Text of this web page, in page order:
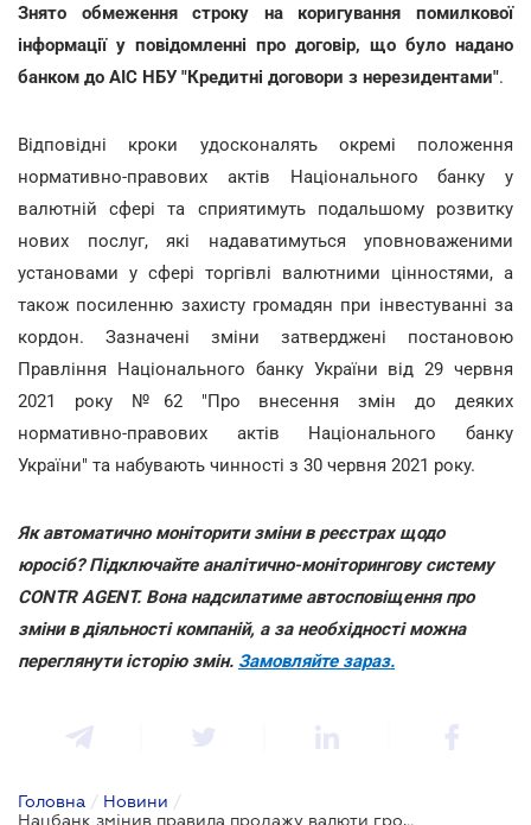
Знято обмеження строку на коригування помилкової
інформації у повідомленні про договір, що було надано
банком до АІС НБУ "Кредитні договори з нерезидентами".
Відповідні кроки удосконалять окремі положення
нормативно-правових актів Національного банку у
валютній сфері та сприятимуть подальшому розвитку
нових послуг, які надаватимуться уповноваженими
установами у сфері торгівлі валютними цінностями, а
також посиленню захисту громадян при інвестуванні за
кордон. Зазначені зміни затверджені постановою
Правління Національного банку України від 29 червня
2021 року №62 "Про внесення змін до деяких
нормативно-правових актів Національного банку
України" та набувають чинності з 30 червня 2021 року.
Як автоматично моніторити зміни в реєстрах щодо
юросіб? Підключайте аналітично-моніторингову систему
CONTR AGENT. Вона надсилатиме автосповіщення про
зміни в діяльності компаній, а за необхідності можна
переглянути історію змін. Замовляйте зараз.
Головна / Новини /
Нацбанк змінив правила продажу валюти громадянам з 30 червня